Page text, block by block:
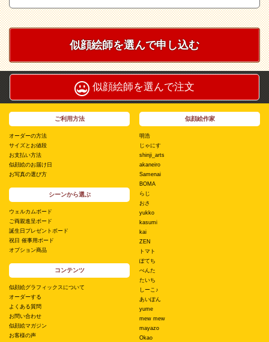
似顔絵師を選んで申し込む
似顔絵師を選んで注文
ご利用方法
オーダーの方法
サイズとお値段
お支払い方法
似顔絵のお届け日
お写真の選び方
シーンから選ぶ
ウェルカムボード
ご両親進呈ボード
誕生日プレゼントボード
祝日 催事用ボード
オプション商品
コンテンツ
似顔絵グラフィックスについて
オーダーする
よくある質問
お問い合わせ
似顔絵マガジン
お客様の声
似顔絵作家
明浩
じゃにす
shinji_arts
akaneiro
Samenai
BOMA
らじ
おさ
yukko
kasumi
kai
ZEN
トマト
ぽてち
ぺんた
たいち
しーこ♪
あいぽん
yume
mew mew
mayazo
Okao